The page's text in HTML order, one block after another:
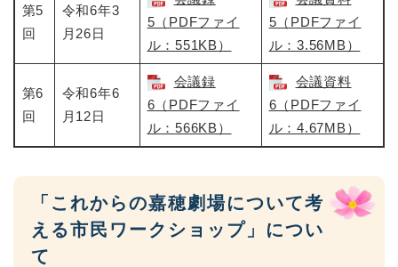
第5
回
令和6年3
月26日
5（PDFファイ
ル：551KB）
5（PDFファイ
ル：3.56MB）
第6
回
令和6年6
月12日
会議録
6（PDFファイ
ル：566KB）
会議資料
6（PDFファイ
ル：4.67MB）
「これからの嘉穂劇場について考
える市民ワークショップ」につい
て